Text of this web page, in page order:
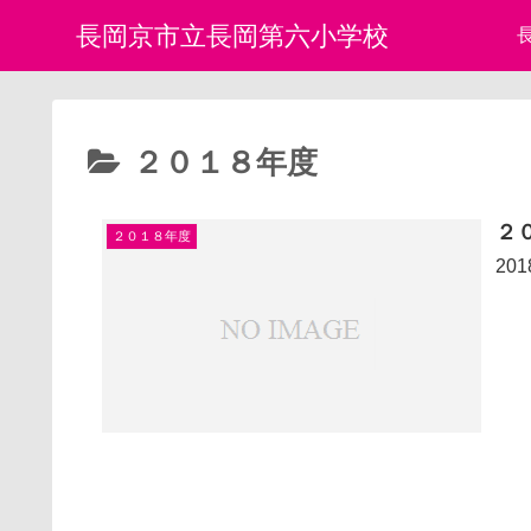
長岡京市立長岡第六小学校
２０１８年度
２０１８年度 ２